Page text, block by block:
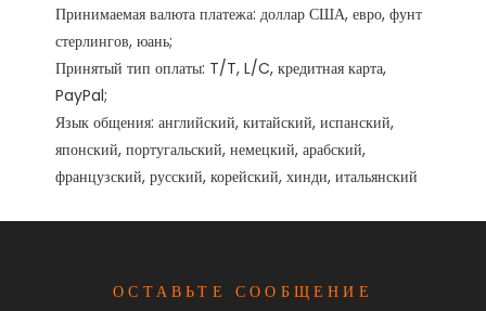
Принимаемая валюта платежа: доллар США, евро, фунт
стерлингов, юань;
Принятый тип оплаты: T/T, L/C, кредитная карта,
PayPal;
Язык общения: английский, китайский, испанский,
японский, португальский, немецкий, арабский,
ОСТАВЬТЕ СООБЩЕНИЕ